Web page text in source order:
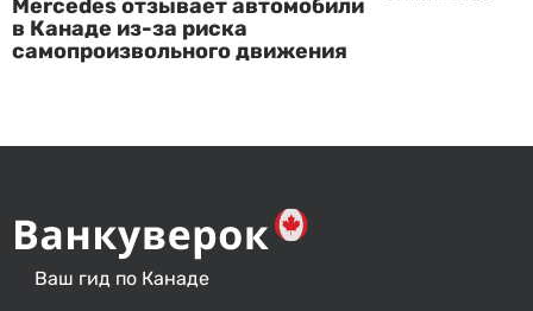
Mercedes отзывает автомобили
в Канаде из-за риска
самопроизвольного движения
Ваш гид по Канаде